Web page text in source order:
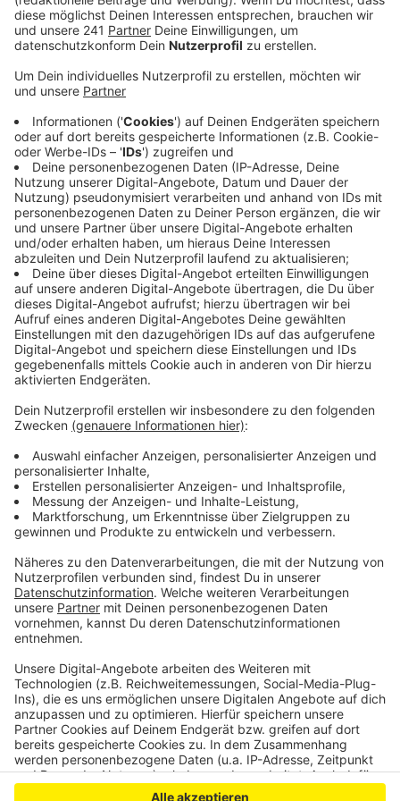
Anzeige
Veröffentlicht:Donnerstag, 08.09.2022 11:38
Anzeige
Grund für das Bahnchaos ist laut Deutscher Bahn ein
massiver Wasserschaden außerhalb des Kölner
Hauptbahnhofs am Donnerstagmorgen. Dadurch sind
große Mengen Wasser in den Bahnhof geflossen und
haben das Stellwerk beschädigt. Seitdem können
keine Züge mehr durch den Hauptbahnhof fahren.
Die Züge der RB48 aus Richtung Wuppertal enden und
beginnen derzeit in Leverkusen-Manfort. Aus der
Gegenrichtung kommen sie nicht in Leverkusen an –
sie fahren nur bis Köln-West.Die Züge der Linie RE 5
werden zwischen Köln-Ehrenfeld und Düsseldorf
Zwischenhalte entfallen, also auch die in Leverkusen.
anderen Verbindungen müssen sich Pendler zudem auf
Verspätungen und kurzfristige Änderungen einstellen.
Die Deutsche Bahn rät Pendlern in und um Leverkusen
ihre Verbindungen vor Abfahrtonlinezu prüfen.
Anzeige
Anzeige